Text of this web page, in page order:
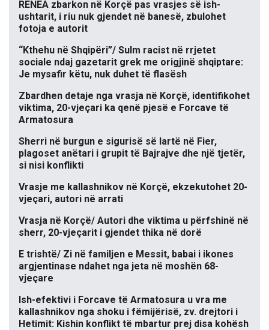
RENEA zbarkon në Korçë pas vrasjes së ish-
ushtarit, i riu nuk gjendet në banesë, zbulohet
fotoja e autorit
“Kthehu në Shqipëri”/ Sulm racist në rrjetet
sociale ndaj gazetarit grek me origjinë shqiptare:
Je mysafir këtu, nuk duhet të flasësh
Zbardhen detaje nga vrasja në Korçë, identifikohet
viktima, 20-vjeçari ka qenë pjesë e Forcave të
Armatosura
Sherri në burgun e sigurisë së lartë në Fier,
plagoset anëtari i grupit të Bajrajve dhe një tjetër,
si nisi konflikti
Vrasje me kallashnikov në Korçë, ekzekutohet 20-
vjeçari, autori në arrati
Vrasja në Korçë/ Autori dhe viktima u përfshinë në
sherr, 20-vjeçarit i gjendet thika në dorë
E trishtë/ Zi në familjen e Messit, babai i ikones
argjentinase ndahet nga jeta në moshën 68-
vjeçare
Ish-efektivi i Forcave të Armatosura u vra me
kallashnikov nga shoku i fëmijërisë, zv. drejtori i
Hetimit: Kishin konflikt të mbartur prej disa kohësh